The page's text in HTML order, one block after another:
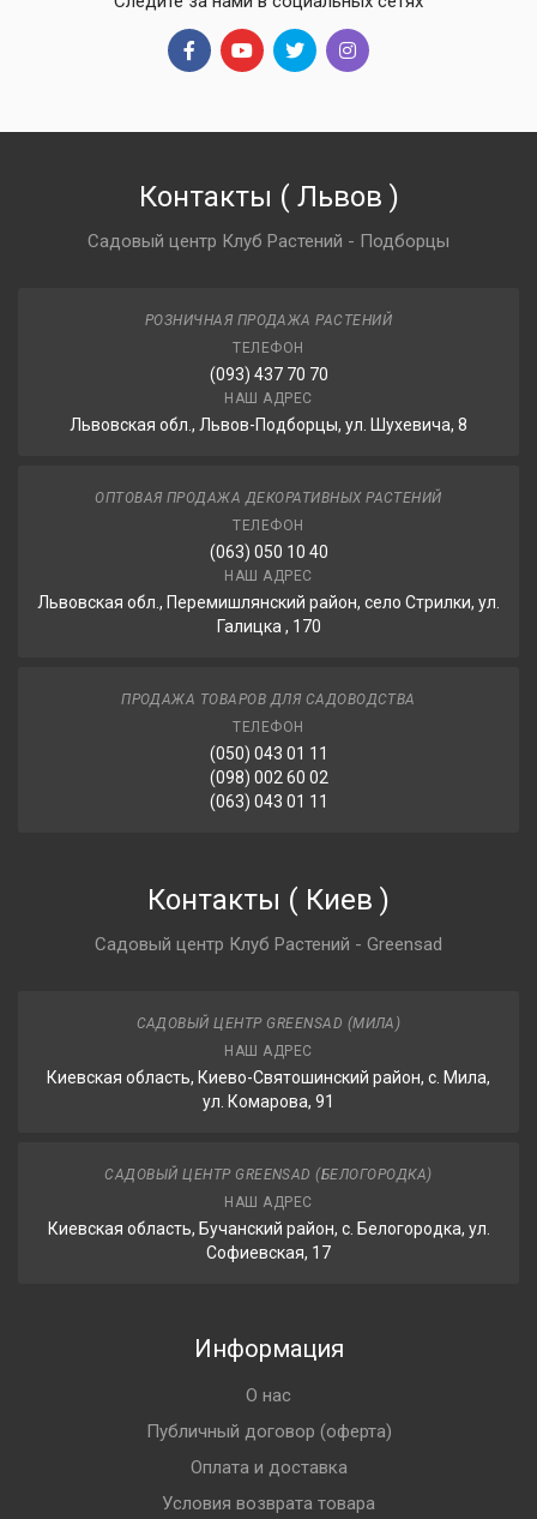
Контакты ( Львов )
Садовый центр Клуб Растений - Подборцы
РОЗНИЧНАЯ ПРОДАЖА РАСТЕНИЙ
ТЕЛЕФОН
(093) 437 70 70
НАШ АДРЕС
Львовская обл., Львов-Подборцы, ул. Шухевича, 8
ОПТОВАЯ ПРОДАЖА ДЕКОРАТИВНЫХ РАСТЕНИЙ
ТЕЛЕФОН
(063) 050 10 40
НАШ АДРЕС
Львовская обл., Перемишлянский район, село Стрилки, ул.
Галицка , 170
ПРОДАЖА ТОВАРОВ ДЛЯ САДОВОДСТВА
ТЕЛЕФОН
(050) 043 01 11
(098) 002 60 02
(063) 043 01 11
Контакты ( Киев )
Садовый центр Клуб Растений - Greensad
САДОВЫЙ ЦЕНТР GREENSAD (МИЛА)
НАШ АДРЕС
Киевская область, Киево-Святошинский район, с. Мила,
ул. Комарова, 91
САДОВЫЙ ЦЕНТР GREENSAD (БЕЛОГОРОДКА)
НАШ АДРЕС
Киевская область, Бучанский район, с. Белогородка, ул.
Софиевская, 17
Информация
О нас
Публичный договор (оферта)
Оплата и доставка
Условия возврата товара